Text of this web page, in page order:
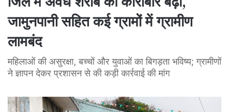
जामुनपानी सहित कई ग्रामों में ग्रामीण
लामबंद
महिलाओं की असुरक्षा, बच्चों और युवाओं का बिगड़ता भविष्य; ग्रामीणों
ने ज्ञापन देकर प्रशासन से की कड़ी कार्रवाई की मांग